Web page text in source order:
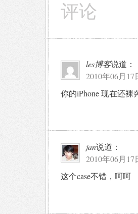
评论
les博客说道：
2010年06月17
你的iPhone 现在还裸
jan说道：
2010年06月17
这个case不错，呵呵